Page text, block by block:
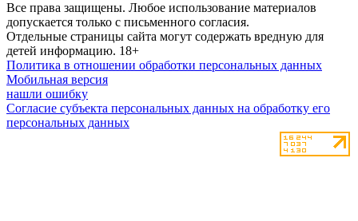
Все права защищены. Любое использование материалов
допускается только с письменного согласия.
Отдельные страницы сайта могут содержать вредную для
детей информацию. 18+
Политика в отношении обработки персональных данных
Мобильная версия
нашли ошибку
Согласие субъекта персональных данных на обработку его
персональных данных